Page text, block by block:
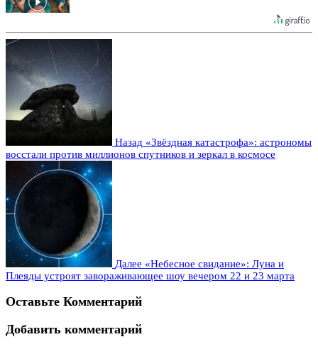
Назад «Звёздная катастрофа»: астрономы
восстали против миллионов спутников и зеркал в космосе
Далее «Небесное свидание»: Луна и
Плеяды устроят завораживающее шоу вечером 22 и 23 марта
Оставьте Комментарий
Добавить комментарий